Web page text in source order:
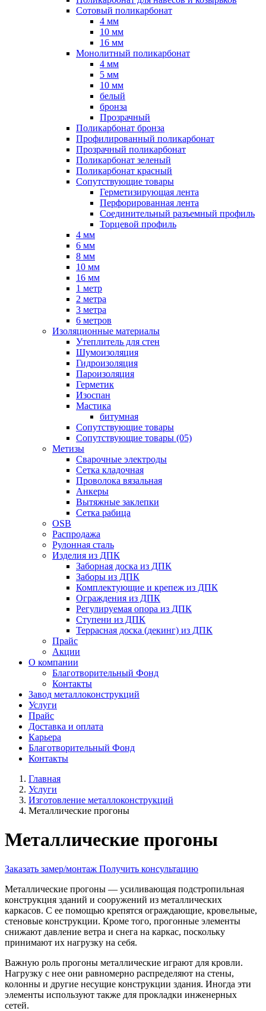
Сотовый поликарбонат
4 мм
10 мм
16 мм
Монолитный поликарбонат
4 мм
5 мм
10 мм
белый
бронза
Прозрачный
Поликарбонат бронза
Профилированный поликарбонат
Прозрачный поликарбонат
Поликарбонат зеленый
Поликарбонат красный
Сопутствующие товары
Герметизирующая лента
Перфорированная лента
Соединительный разъемный профиль
Торцевой профиль
4 мм
6 мм
8 мм
10 мм
16 мм
1 метр
2 метра
3 метра
6 метров
Изоляционные материалы
Утеплитель для стен
Шумоизоляция
Гидроизоляция
Пароизоляция
Герметик
Изоспан
Мастика
битумная
Сопутствующие товары
Сопутствующие товары (05)
Метизы
Сварочные электроды
Сетка кладочная
Проволока вязальная
Анкеры
Вытяжные заклепки
Сетка рабица
OSB
Распродажа
Рулонная сталь
Изделия из ДПК
Заборная доска из ДПК
Заборы из ДПК
Комплектующие и крепеж из ДПК
Ограждения из ДПК
Регулируемая опора из ДПК
Ступени из ДПК
Террасная доска (декинг) из ДПК
Прайс
Акции
О компании
Благотворительный Фонд
Контакты
Завод металлоконструкций
Услуги
Прайс
Доставка и оплата
Карьера
Благотворительный Фонд
Контакты
Главная
Услуги
Изготовление металлоконструкций
Металлические прогоны
Металлические прогоны
Заказать замер/монтаж Получить консультацию
Металлические прогоны — усиливающая подстропильная
конструкция зданий и сооружений из металлических
каркасов. С ее помощью крепятся ограждающие, кровельные,
стеновые конструкции. Кроме того, прогонные элементы
снижают давление ветра и снега на каркас, поскольку
принимают их нагрузку на себя.
Важную роль прогоны металлические играют для кровли.
Нагрузку с нее они равномерно распределяют на стены,
колонны и другие несущие конструкции здания. Иногда эти
элементы используют также для прокладки инженерных
сетей.